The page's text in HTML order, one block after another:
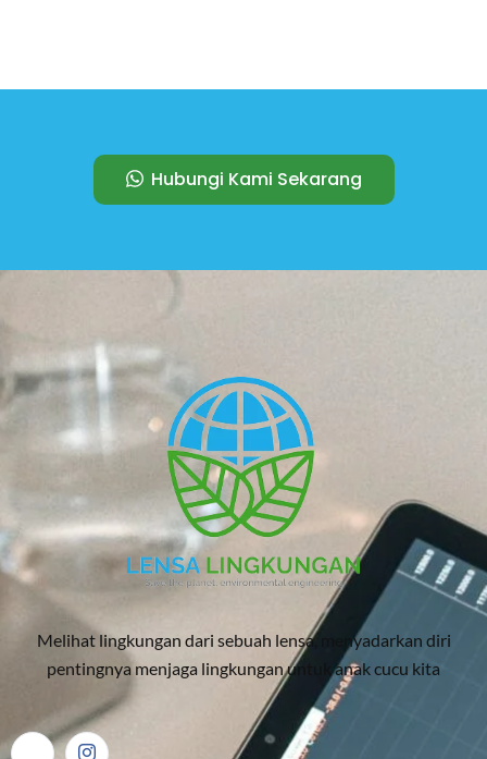
Hubungi Kami Sekarang
Melihat lingkungan dari sebuah lensa, menyadarkan diri
pentingnya menjaga lingkungan untuk anak cucu kita